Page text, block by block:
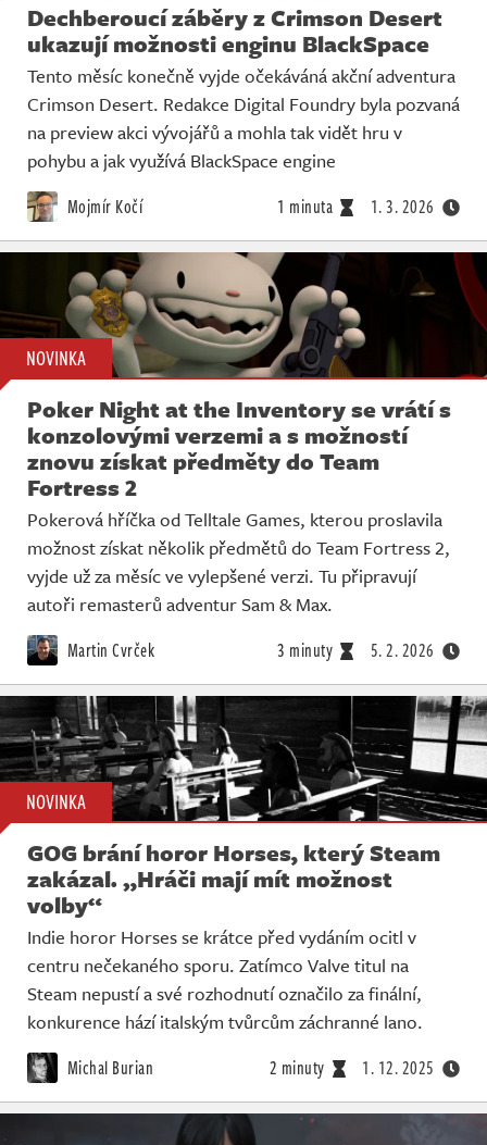
Dechberoucí záběry z Crimson Desert
ukazují možnosti enginu BlackSpace
Tento měsíc konečně vyjde očekáváná akční adventura
Crimson Desert. Redakce Digital Foundry byla pozvaná
na preview akci vývojářů a mohla tak vidět hru v
pohybu a jak využívá BlackSpace engine
Mojmír Kočí 1 minuta 1. 3. 2026
NOVINKA
Poker Night at the Inventory se vrátí s
konzolovými verzemi a s možností
znovu získat předměty do Team
Fortress 2
Pokerová hříčka od Telltale Games, kterou proslavila
možnost získat několik předmětů do Team Fortress 2,
vyjde už za měsíc ve vylepšené verzi. Tu připravují
autoři remasterů adventur Sam & Max.
Martin Cvrček 3 minuty 5. 2. 2026
NOVINKA
GOG brání horor Horses, který Steam
zakázal. „Hráči mají mít možnost
volby“
Indie horor Horses se krátce před vydáním ocitl v
centru nečekaného sporu. Zatímco Valve titul na
Steam nepustí a své rozhodnutí označilo za finální,
konkurence hází italským tvůrcům záchranné lano.
Michal Burian 2 minuty 1. 12. 2025